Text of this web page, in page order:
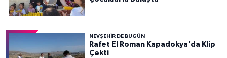
NEVŞEHIR DE BUGÜN
Rafet El Roman Kapadokya'da Klip
Çekti